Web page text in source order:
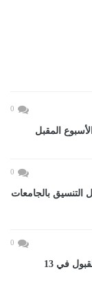
0
المقبل
0
خدمات معامل التنسيق بالجامعات
0
تنسيق الثانوى العام 2027.. اعرف درجات القبول في 13